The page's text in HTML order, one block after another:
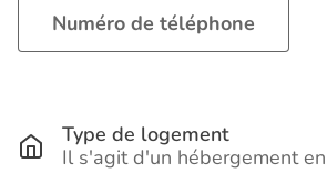
Numéro de téléphone
Type de logement
Il s'agit d'un hébergement